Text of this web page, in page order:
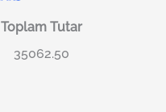
Toplam Tutar
35062.50